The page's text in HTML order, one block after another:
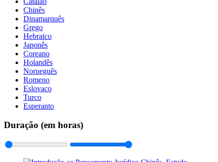
Chinês
Dinamarquês
Grego
Hebraico
Japonês
Coreano
Holandês
Norueguês
Romeno
Eslovaco
Turco
Esperanto
Duração (em horas)